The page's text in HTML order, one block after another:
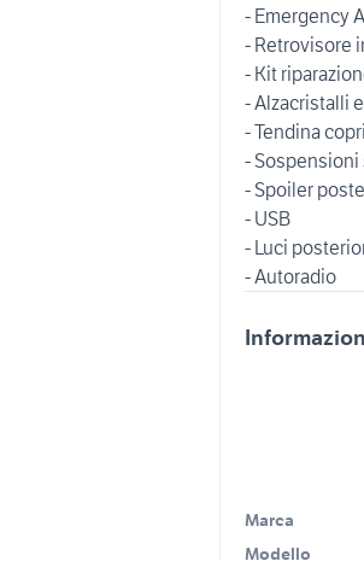
- Emergency
- Retrovisore
- Kit
- Alzacristalli
- Tendina
-
- Spoiler
- USB
- Luci
Marca
Modello